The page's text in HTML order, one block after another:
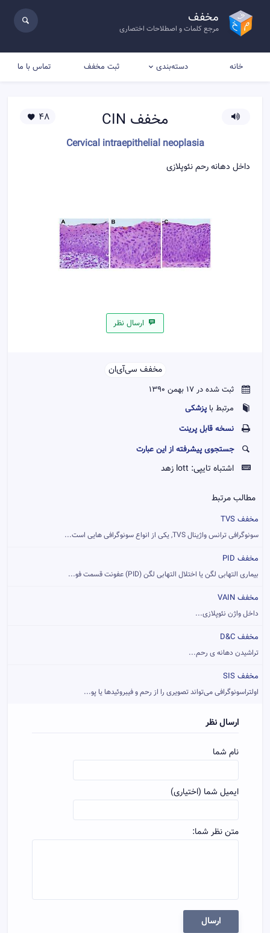
مخفف
مرجع کلمات و اصطلاحات اختصاری
خانه دسته‌بندی ثبت مخفف تماس با ما
مخفف CIN
Cervical intraepithelial neoplasia
48
داخل دهانه رحم نئوپلازی
ارسال نظر
مخفف سی‌آی‌ان‌‌
ثبت شده در 17 بهمن 1390
مرتبط باپزشکی
نسخه قابل پرينت
جستجوی پیشرفته از این عبارت
اشتباه تایپی: lott زهد
مطالب مرتبط
مخفف TVS
سونوگرافی ترانس واژینال TVS, یکی از انواع سونوگرافی هایی است...
مخفف PID
بیماری التهابی لگن یا اختلال التهابی لگن (PID) عفونت قسمت فو...
مخفف VAIN
داخل واژن نئوپلازی...
مخفف D&C
تراشیدن دهانه ی رحم...
مخفف SIS
اولتراسونوگرافی می‌تواند تصویری را از رحم و فیبروئیدها یا پو...
ارسال نظر
نام شما
ایمیل شما (اختیاری)
متن نظر شما:
ارسال